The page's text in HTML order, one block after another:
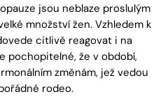
jsou neblaze proslulým
množství žen. Vzhledem k
citlivě reagovat i na
pochopitelné, že v období,
změnám, jež vedou
rodeo.